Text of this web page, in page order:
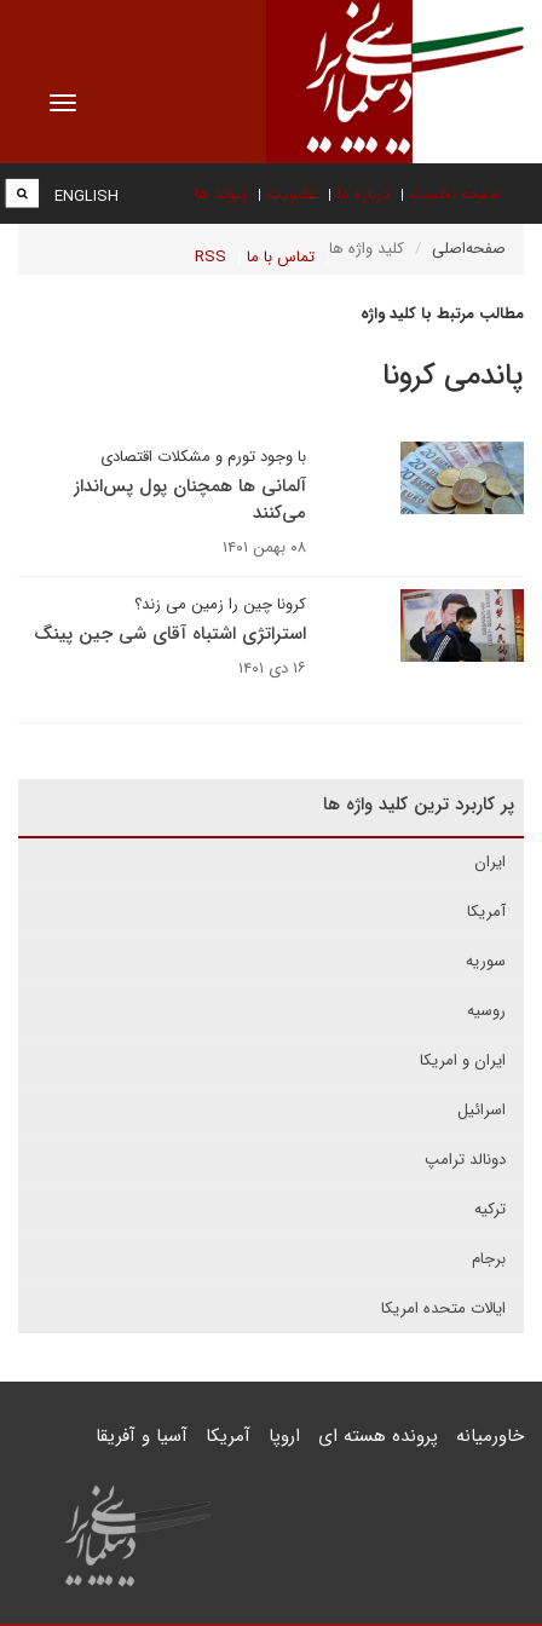
Toggle
صفحه نخست درباره ما عضویت پیوند ها
تماس با ما RSS
ENGLISH
صفحه‌اصلی کلید واژه ها
مطالب مرتبط با کلید واژه
پاندمی کرونا
با وجود تورم و مشکلات اقتصادی
آلمانی ها همچنان پول پس‌انداز
می‌کنند
۰۸ بهمن ۱۴۰۱
کرونا چین را زمین می زند؟
استراتژی اشتباه آقای شی جین پینگ
۱۶ دی ۱۴۰۱
پر کاربرد ترین کلید واژه ها
ایران
آمریکا
سوریه
روسیه
ایران و امریکا
اسرائیل
دونالد ترامپ
ترکیه
برجام
ایالات متحده امریکا
خاورمیانه پرونده هسته ای اروپا آمریکا آسیا و آفریقا